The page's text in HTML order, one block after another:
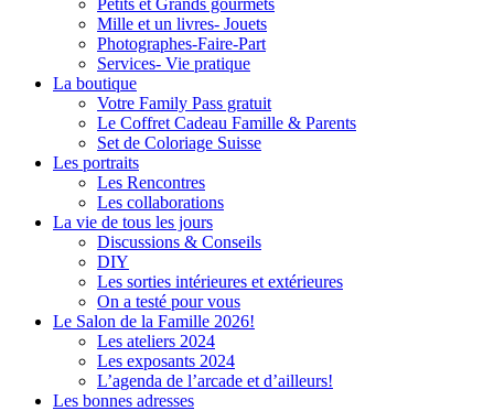
Petits et Grands gourmets
Mille et un livres- Jouets
Photographes-Faire-Part
Services- Vie pratique
La boutique
Votre Family Pass gratuit
Le Coffret Cadeau Famille & Parents
Set de Coloriage Suisse
Les portraits
Les Rencontres
Les collaborations
La vie de tous les jours
Discussions & Conseils
DIY
Les sorties intérieures et extérieures
On a testé pour vous
Le Salon de la Famille 2026!
Les ateliers 2024
Les exposants 2024
L’agenda de l’arcade et d’ailleurs!
Les bonnes adresses